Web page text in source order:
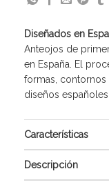
Diseñados en
Anteojos de
en España. El
formas,
diseños
Características
Descripción